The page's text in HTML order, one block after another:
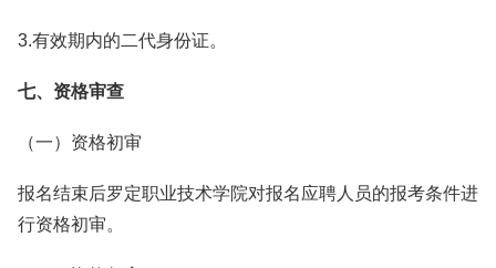
3.有效期内的二代身份证。
七、资格审查
（一）资格初审
报名结束后罗定职业技术学院对报名应聘人员的报考条件进
行资格初审。